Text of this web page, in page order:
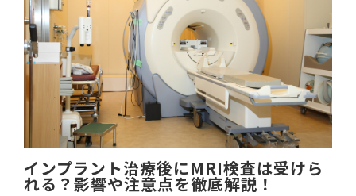
インプラント治療後にMRI検査は受けら
れる？影響や注意点を徹底解説！